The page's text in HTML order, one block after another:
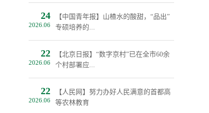
24
2026.06
【中国青年报】山楂水的酸甜，“品出”
专硕培养的...
22
2026.06
【北京日报】“数字京村”已在全市60余
个村部署应...
22
2026.06
【人民网】努力办好人民满意的首都高
等农林教育